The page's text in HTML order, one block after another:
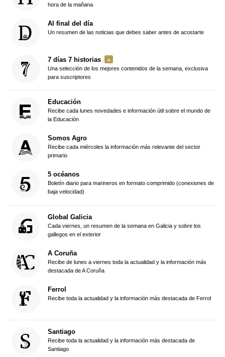
hora de la mañana
Al final del día
Un resumen de las noticias que debes saber antes de acostarte
7 días 7 historias
Una selección de los mejores contenidos de la semana, exclusiva
para suscriptores
Educación
Recibe cada lunes novedades e información útil sobre el mundo de
la Educación
Somos Agro
Recibe cada miércoles la información más relevante del sector
primario
5 océanos
Boletín diario para marineros en formato comprimido (conexiones de
baja velocidad)
Global Galicia
Cada viernes, un resumen de la semana en Galicia y sobre los
gallegos en el exterior
A Coruña
Recibe de lunes a viernes toda la actualidad y la información más
destacada de A Coruña
Ferrol
Recibe toda la actualidad y la información más destacada de Ferrol
Santiago
Recibe toda la actualidad y la información más destacada de
Santiago